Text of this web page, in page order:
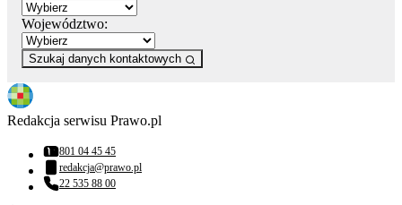
Województwo:
Szukaj danych kontaktowych
Redakcja serwisu Prawo.pl
Numer telefonu:
801 04 45 45
Adres email:
redakcja@prawo.pl
Numer telefonu:
22 535 88 00